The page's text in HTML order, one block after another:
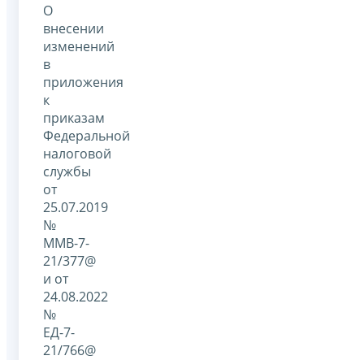
О
внесении
изменений
в
приложения
к
приказам
Федеральной
налоговой
службы
от
25.07.2019
№
ММВ-7-
21/377@
и от
24.08.2022
№
ЕД-7-
21/766@